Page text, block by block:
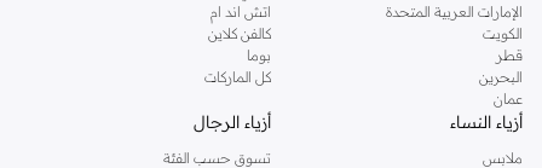
دوروثي بيركنز الشهيرة. تصفحي المجموعة كاملة في متجر دوروثي بيركنز اون لاين او
استخدمي القائمة لتحديد تجربة تسوق دوروثي بيركنز اون لاين. خدمة التوصيل السريعة
والدعم الاستثنائي يضمن لك تجربة تسوق ممتعة دائما مع نمشي.
الإمارات العربية المتحدة
الكويت
قطر
البحرين
عمان
اتش اند ام
كالفن كلاين
بوما
كل الماركات
أزياء النساء
ملابس
أزياء الرجال
تسوق حسب الفئة